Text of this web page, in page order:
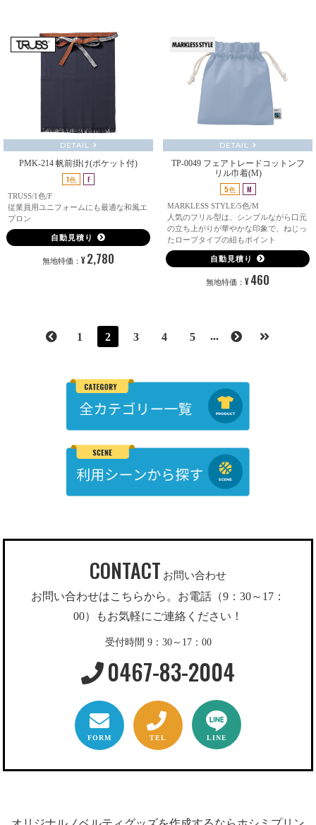
DETAIL
PMK-214 帆前掛け(ポケット付)
1色 F
TRUSS/1色/F
従業員用ユニフォームにも最適な和風エ
プロン
自動見積り
無地特価：¥ 2,780
DETAIL
TP-0049 フェアトレードコットンフ
リル巾着(M)
5色 M
MARKLESS STYLE/5色/M
人気のフリル型は、シンプルながら口元
の立ち上がりが華やかな印象で、ねじっ
たロープタイプの紐もポイント
自動見積り
無地特価：¥ 460
1 2 3 4 5 ...
CONTACT お問い合わせ
お問い合わせはこちらから。お電話（9：30～17：
00）もお気軽にご連絡ください！
受付時間 9：30～17：00
0467-83-2004
FORM TEL LINE